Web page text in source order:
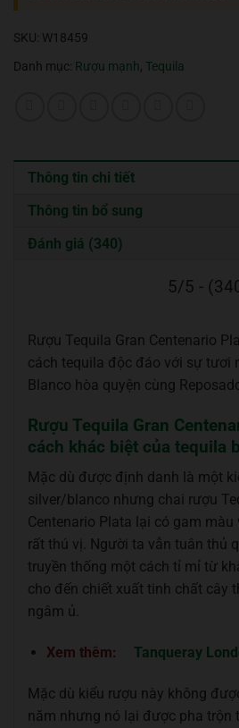
SKU: W18459
Danh mục: Rượu mạnh, Tequila
Thông tin chi tiết
Thông tin bổ sung
Đánh giá (340)
5/5 -
Rượu Tequila Gran Centenario
cách tequila độc đáo với sự tươi
Blanco hòa quyện cùng
Rượu Tequila Gran
cách khác biệt của tequila
Mặc dù được định danh là một
silver/blanco nhưng chai rượu
Centenario Plata lại có gam
rất thú vị. Người ta vẫn tuân thủ
truyền thống một cách tỉ mỉ từ
cho đến chiết xuất tinh chất cây
ngâm ủ.
Xem thêm: Tanqueray
Mặc dù kiểu rượu này không
năm nhưng nó lại được pha trộn